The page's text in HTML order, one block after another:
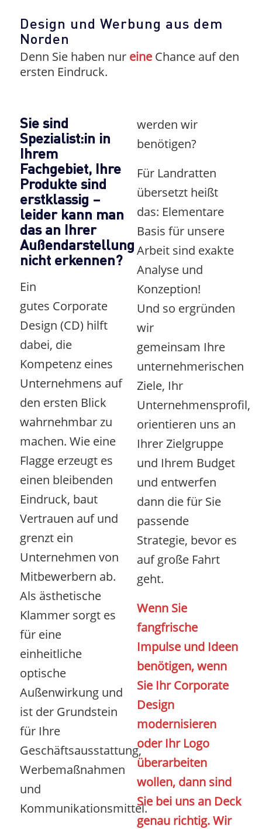
Design und Werbung aus dem
Norden
Denn Sie haben nur eineChance auf den
ersten Eindruck.
Sie sind
Spezialist:in in
Ihrem
Fachgebiet, Ihre
Produkte sind
erstklassig –
leider kann man
das an Ihrer
Außendarstellung
nicht erkennen?
Ein
gutes Corporate
Design (CD) hilft
dabei, die
Kompetenz eines
Unternehmens auf
den ersten Blick
wahrnehmbar zu
machen. Wie eine
Flagge erzeugt es
einen bleibenden
Eindruck, baut
Vertrauen auf und
grenzt ein
Unternehmen von
Mitbewerbern ab.
Als ästhetische
Klammer sorgt es
für eine
einheitliche
optische
Außenwirkung und
ist der Grundstein
für Ihre
Geschäftsausstattung,
Werbemaßnahmen
und
Kommunikationsmittel.
werden wir
benötigen?
Für Landratten
übersetzt heißt
das: Elementare
Basis für unsere
Arbeit sind exakte
Analyse und
Konzeption!
Und so ergründen
wir
gemeinsam Ihre
unternehmerischen
Ziele, Ihr
Unternehmensprofil,
orientieren uns an
Ihrer Zielgruppe
und Ihrem Budget
und entwerfen
dann die für Sie
passende
Strategie, bevor es
auf große Fahrt
geht.
Wenn Sie
fangfrische
Impulse und Ideen
benötigen, wenn
Sie Ihr Corporate
Design
modernisieren
oder Ihr Logo
überarbeiten
wollen, dann sind
Sie bei uns an Deck
genau richtig.Wir